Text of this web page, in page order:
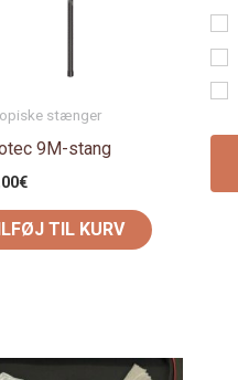
stænger
9M-stang
€
TIL KURV